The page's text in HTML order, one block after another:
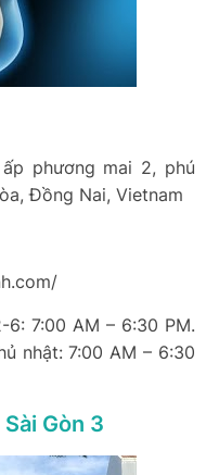
phương mai 2, phú
Đồng Nai, Vietnam
7:00 AM – 6:30 PM.
nhật: 7:00 AM – 6:30
Gòn 3